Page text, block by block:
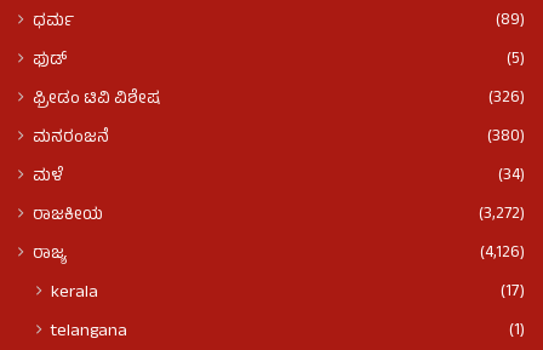
ಧರ್ಮ
(89)
ಫುಡ್​​
(5)
ಫ್ರೀಡಂ ಟಿವಿ ವಿಶೇಷ
(326)
ಮನರಂಜನೆ
(380)
ಮಳೆ
(34)
ರಾಜಕೀಯ
(3,272)
ರಾಜ್ಯ
(4,126)
kerala
(17)
telangana
(1)